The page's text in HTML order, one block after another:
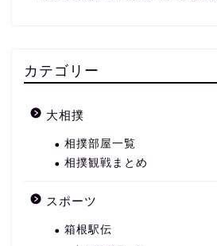
カテゴリー
大相撲
相撲部屋一覧
相撲観戦まとめ
スポーツ
箱根駅伝